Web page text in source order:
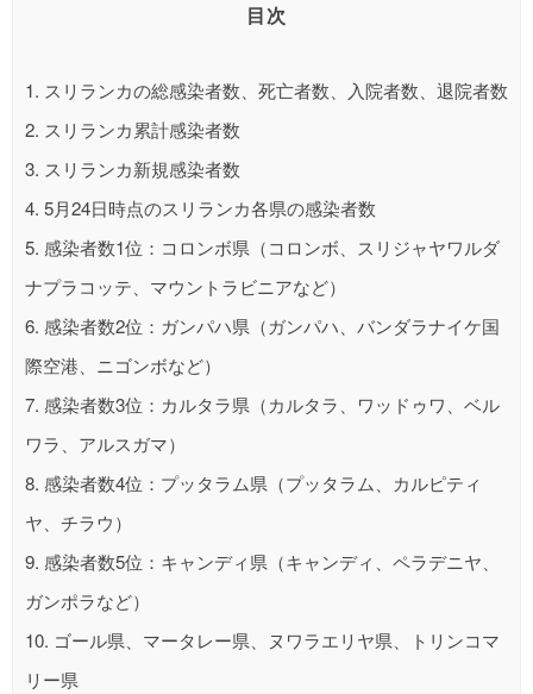
目次
1. スリランカの総感染者数、死亡者数、入院者数、退院者数
2. スリランカ累計感染者数
3. スリランカ新規感染者数
4. 5月24日時点のスリランカ各県の感染者数
5. 感染者数1位：コロンボ県（コロンボ、スリジャヤワルダ
ナプラコッテ、マウントラビニアなど）
6. 感染者数2位：ガンパハ県（ガンパハ、バンダラナイケ国
際空港、ニゴンボなど）
7. 感染者数3位：カルタラ県（カルタラ、ワッドゥワ、ベル
ワラ、アルスガマ）
8. 感染者数4位：プッタラム県（プッタラム、カルピティ
ヤ、チラウ）
9. 感染者数5位：キャンディ県（キャンディ、ペラデニヤ、
ガンポラなど）
10. ゴール県、マータレー県、ヌワラエリヤ県、トリンコマ
リー県